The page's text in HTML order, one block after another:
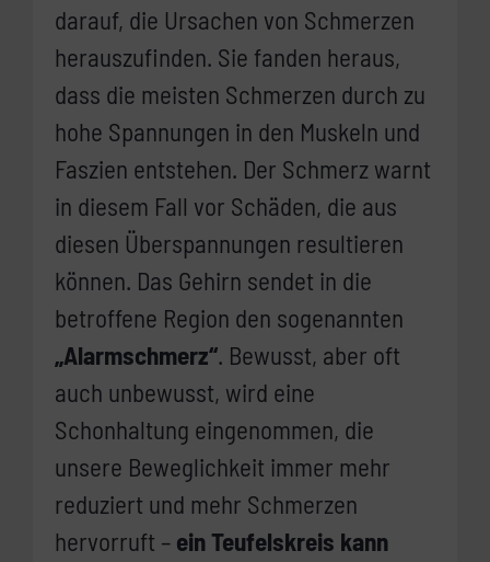
darauf, die Ursachen von Schmerzen
herauszufinden. Sie fanden heraus,
dass die meisten Schmerzen durch zu
hohe Spannungen in den Muskeln und
Faszien entstehen. Der Schmerz warnt
in diesem Fall vor Schäden, die aus
diesen Überspannungen resultieren
können. Das Gehirn sendet in die
betroffene Region den sogenannten
„Alarmschmerz“. Bewusst, aber oft
auch unbewusst, wird eine
Schonhaltung eingenommen, die
unsere Beweglichkeit immer mehr
reduziert und mehr Schmerzen
hervorruft – ein Teufelskreis kann